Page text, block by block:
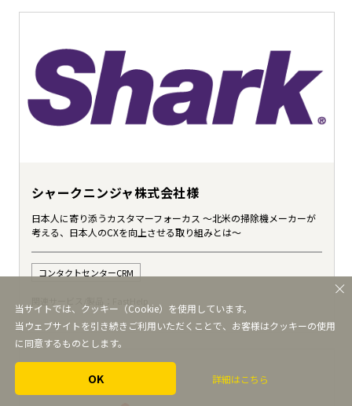
シャークニンジャ株式会社様
日本人に寄り添うカスタマーフォーカス ～北米の掃除機メーカーが
考える、日本人のCXを向上させる取り組みとは～
コンタクトセンターCRM
当サイトでは、クッキー（Cookie）を使用しています。
当ウェブサイトを引き続きご利用いただくことで、お客様はクッキーの使用
に同意するものとします。
OK 詳細はこちら